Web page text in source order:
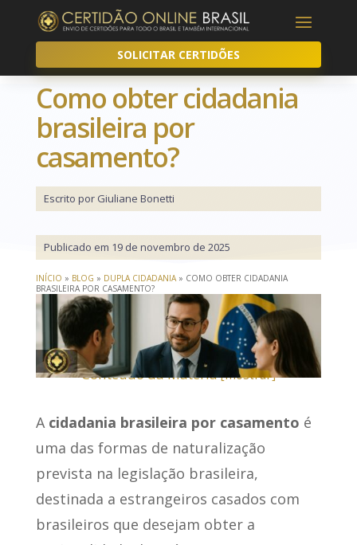
SOLICITAR CERTIDÕES
Como obter cidadania
brasileira por
casamento?
Escrito por Giuliane Bonetti
Publicado em 19 de novembro de 2025
INÍCIO » BLOG » DUPLA CIDADANIA» COMO OBTER CIDADANIA
BRASILEIRA POR CASAMENTO?
Conteúdo da Matéria[mostrar]
A cidadania brasileira por casamento é
uma das formas de naturalização
prevista na legislação brasileira,
destinada a estrangeiros casados com
brasileiros que desejam obter a